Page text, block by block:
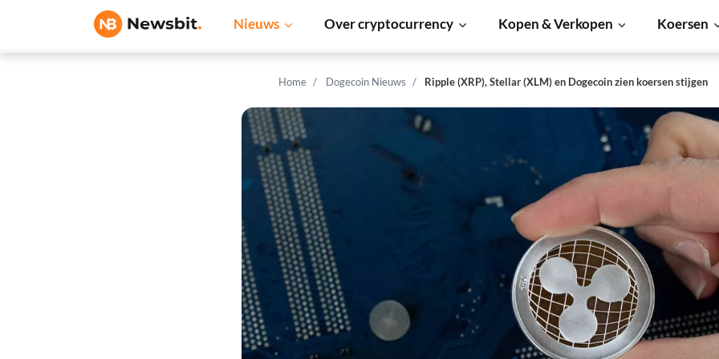
Nieuws Over cryptocurrency Kopen & Verkopen Koersen
Home Dogecoin Nieuws Ripple (XRP), Stellar (XLM) en Dogecoin zien koersen stijgen